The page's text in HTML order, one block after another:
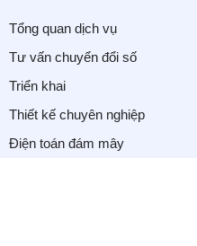
làm việc tích
vào sự phát triển
Bzisoft.
Tổng quan dịch vụ
Tư vấn chuyển đổi số
Triển khai
Thiết kế chuyên nghiệp
Điện toán đám mây